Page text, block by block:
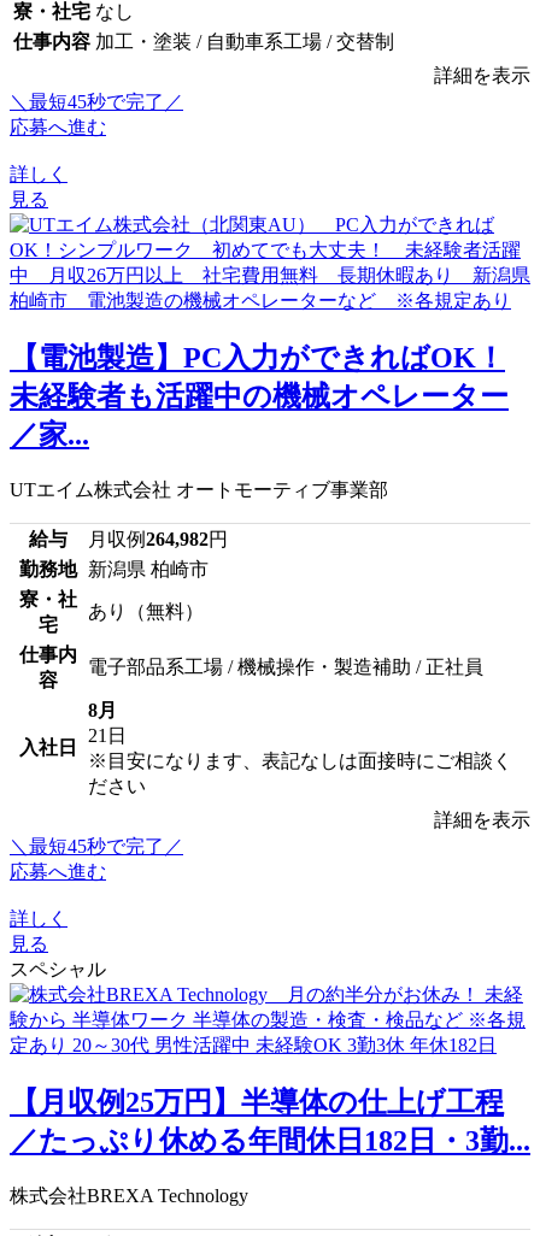
寮・社宅 なし
仕事内容 加工・塗装 / 自動車系工場 / 交替制
詳細を表示
＼最短45秒で完了／
応募へ進む
詳しく
見る
【電池製造】PC入力ができればOK！
未経験者も活躍中の機械オペレーター
／家...
UTエイム株式会社 オートモーティブ事業部
給与 月収例264,982円
勤務地 新潟県 柏崎市
寮・社
宅
あり（無料）
仕事内
容
電子部品系工場 / 機械操作・製造補助 / 正社員
入社日
8月
21日
※目安になります、表記なしは面接時にご相談く
ださい
詳細を表示
＼最短45秒で完了／
応募へ進む
詳しく
見る
スペシャル
【月収例25万円】半導体の仕上げ工程
／たっぷり休める年間休日182日・3勤...
株式会社BREXA Technology